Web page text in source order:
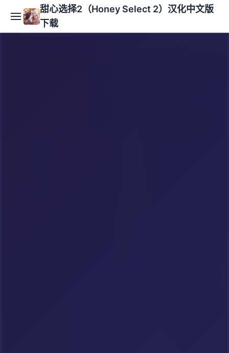
甜心选择2（Honey Select 2）汉化中文版
下载